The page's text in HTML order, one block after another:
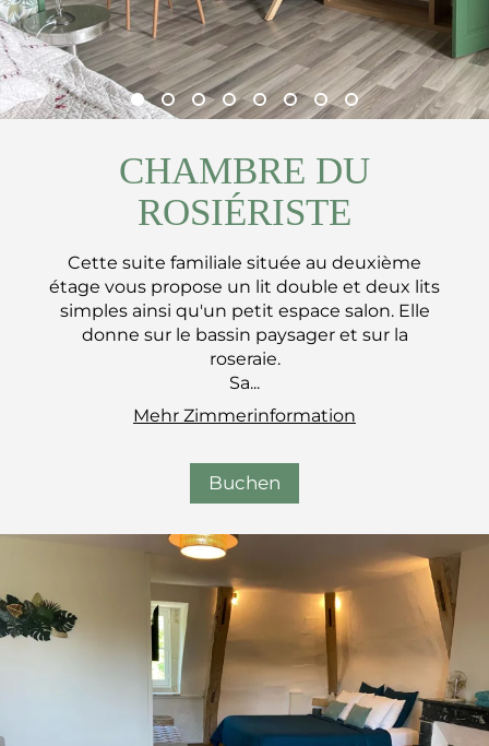
CHAMBRE DU
ROSIÉRISTE
Cette suite familiale située au deuxième
étage vous propose un lit double et deux lits
simples ainsi qu'un petit espace salon. Elle
donne sur le bassin paysager et sur la
roseraie.
Sa...
Mehr Zimmerinformation
Buchen